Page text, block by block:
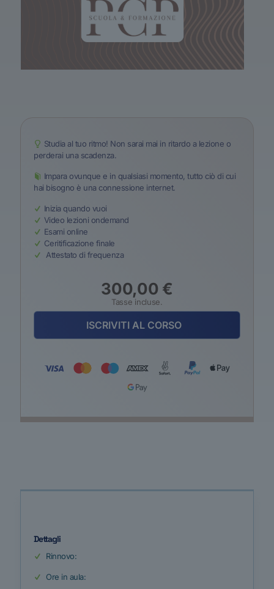
Studia al tuo ritmo! Non sarai mai in ritardo a lezione o
perderai una scadenza.
Impara ovunque e in qualsiasi momento, tutto ciò di cui
hai bisogno è una connessione internet.
Inizia quando vuoi
Video lezioni ondemand
Esami online
Ceritificazione finale
Attestato di frequenza
300,00 €
Tasse incluse.
ISCRIVITI AL CORSO
Dettagli
Rinnovo:
Ore in aula: